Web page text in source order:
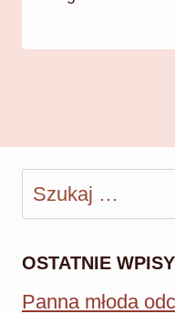
Szukaj:
OSTATNIE WPISY
Panna młoda